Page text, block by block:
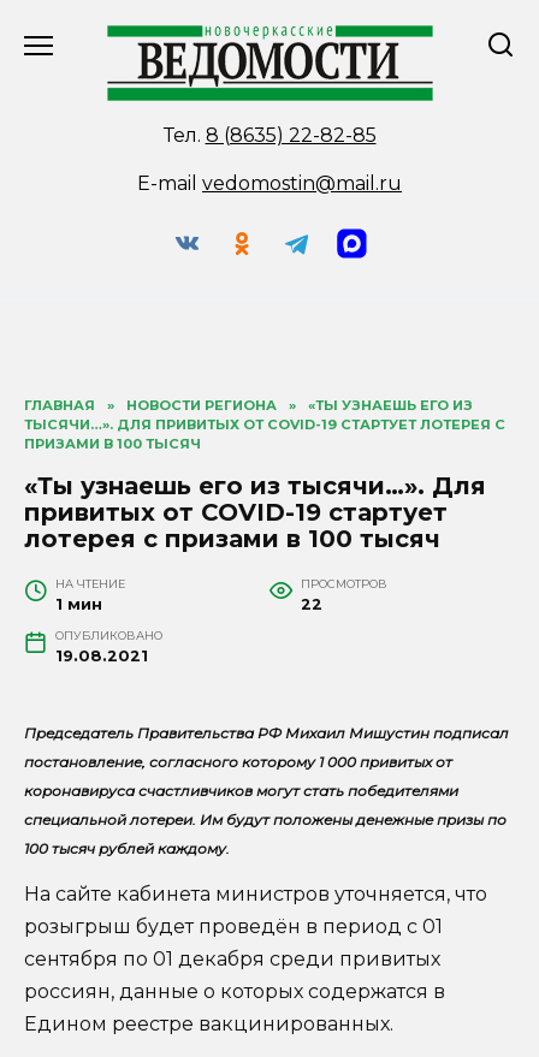
Тел. 8 (8635) 22-82-85
E-mail vedomostin@mail.ru
ГЛАВНАЯ » НОВОСТИ РЕГИОНА »
«ТЫ УЗНАЕШЬ ЕГО ИЗ
ТЫСЯЧИ…». ДЛЯ ПРИВИТЫХ ОТ COVID-19 СТАРТУЕТ ЛОТЕРЕЯ С
ПРИЗАМИ В 100 ТЫСЯЧ
«Ты узнаешь его из тысячи…». Для
привитых от COVID-19 стартует
лотерея с призами в 100 тысяч
НА ЧТЕНИЕ
1 мин
ПРОСМОТРОВ
22
ОПУБЛИКОВАНО
19.08.2021
Председатель Правительства РФ Михаил Мишустин подписал
постановление, согласного которому 1 000 привитых от
коронавируса счастливчиков могут стать победителями
специальной лотереи. Им будут положены денежные призы по
100 тысяч рублей каждому.
На сайте кабинета министров уточняется, что
розыгрыш будет проведён в период с 01
сентября по 01 декабря среди привитых
россиян, данные о которых содержатся в
Едином реестре вакцинированных.